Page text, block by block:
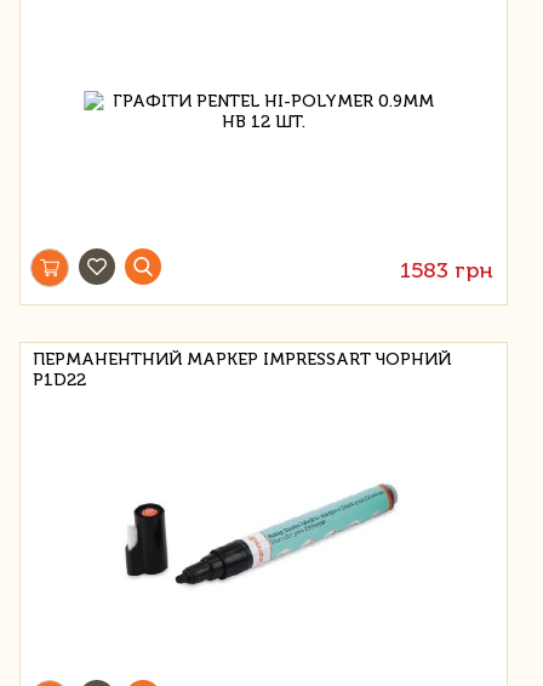
1583 грн
ПЕРМАНЕНТНИЙ МАРКЕР IMPRESSART ЧОРНИЙ
P1D22